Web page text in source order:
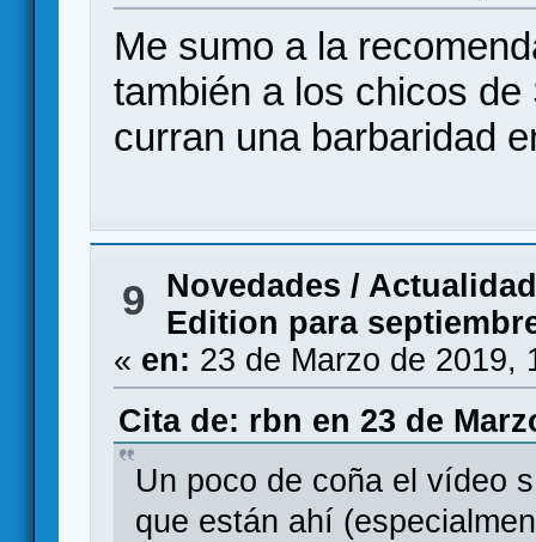
Me sumo a la
también a los chicos
curran una barbaridad
9
Novedades / Actualidad
Edition para
« en: 23 de Marzo de 2019,
Cita de: rbn en 23 de
Un poco de coña el vídeo
que están ahí